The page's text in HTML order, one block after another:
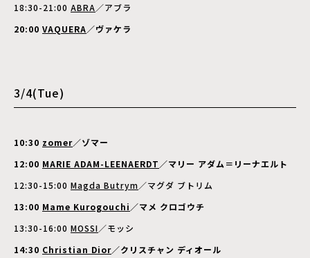
18:30-21:00 ABRA／アブラ
20:00 VAQUERA／ヴァケラ
3/4(Tue)
10:30 zomer／ゾマー
12:00 MARIE ADAM-LEENAERDT ／マリー アダム ＝リーナエルト
12:30-15:00 Magda Butrym／マグダ ブトリム
13:00 Mame Kurogouchi ／マメ クロゴウチ
13:30-16:00 MOSSI／モッシ
14:30 Christian Dior／クリスチャン ディオール